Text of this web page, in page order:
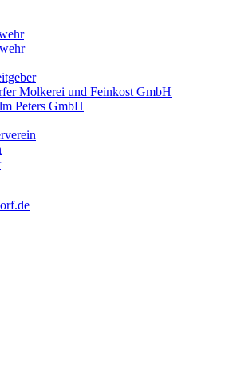
Molkerei und Feinkost GmbH
Peters GmbH